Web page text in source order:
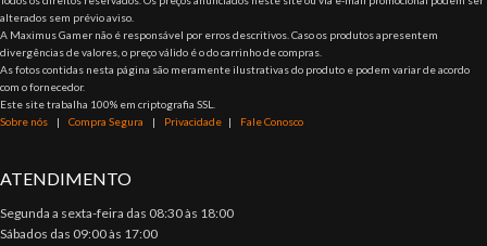
alterados sem prévio aviso.
A Maximus Gamer não é responsável por erros descritivos. Caso os produtos apresentem
divergências de valores, o preço válido é o do carrinho de compras.
As fotos contidas nesta página são meramente ilustrativas do produto e podem variar de acordo
com o fornecedor.
Este site trabalha 100% em criptografia SSL.
Sobre nós | Compra Segura | Privacidade | Fale Conosco
ATENDIMENTO
Segunda a sexta-feira das 08:30 às 18:00
Sábados das 09:00 às 17:00